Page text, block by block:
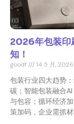
2026年包装印
知！
goodf 14 5 月, 2026
包装行业四大趋势
碳；智能包装融合
与包容；循环经济
策加码，企业需抓